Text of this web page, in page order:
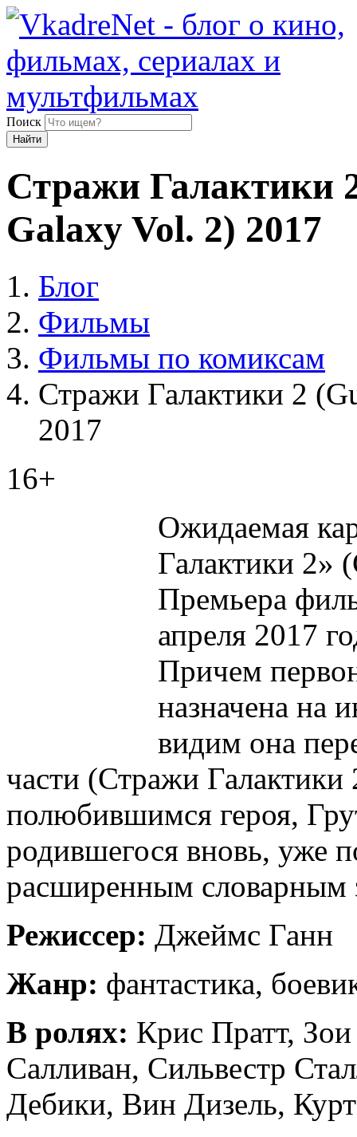
Поиск
Найти
Стражи Галактики
Galaxy Vol. 2) 2017
Блог
Фильмы
Фильмы по комиксам
Стражи Галактики 2
2017
16+
Ожидаемая
Галактики 2»
Премьера
апреля 2017
Причем
назначена на
видим она
части (Стражи
полюбившимся героя,
родившегося вновь, уже
расширенным словарным
Режиссер: Джеймс Ганн
Жанр: фантастика,
В ролях: Крис Пратт,
Салливан, Сильвестр
Дебики, Вин Дизель,